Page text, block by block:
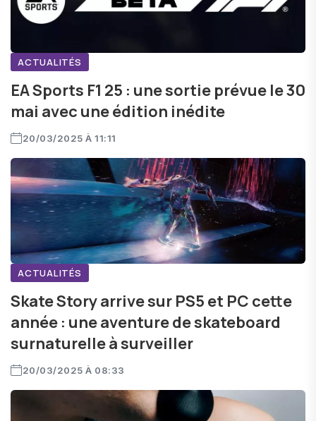
ACTUALITÉS
EA Sports F1 25 : une sortie prévue le 30
mai avec une édition inédite
20/03/2025 À 11:11
ACTUALITÉS
Skate Story arrive sur PS5 et PC cette
année : une aventure de skateboard
surnaturelle à surveiller
20/03/2025 À 08:33